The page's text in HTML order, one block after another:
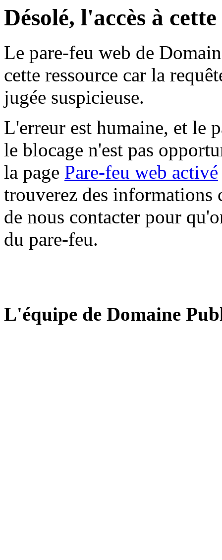
Désolé, l'accès à
Le pare-feu web de
cette ressource car la
jugée suspicieuse.
L'erreur est humaine, et le
le blocage n'est pas
la page Pare-feu web activé
trouverez des informations
de nous contacter pour
du pare-feu.
L'équipe de Domaine